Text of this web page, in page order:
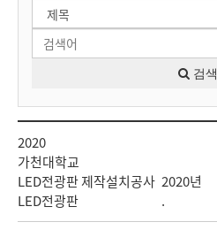
검색
2020
가천대학교
LED전광판 제작설치공사 2020년
LED전광판
.